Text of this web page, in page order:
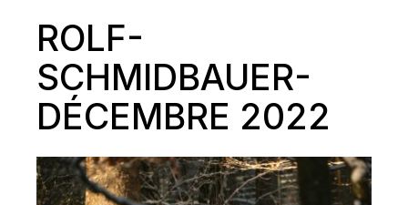
ROLF-
SCHMIDBAUER-
DÉCEMBRE 2022